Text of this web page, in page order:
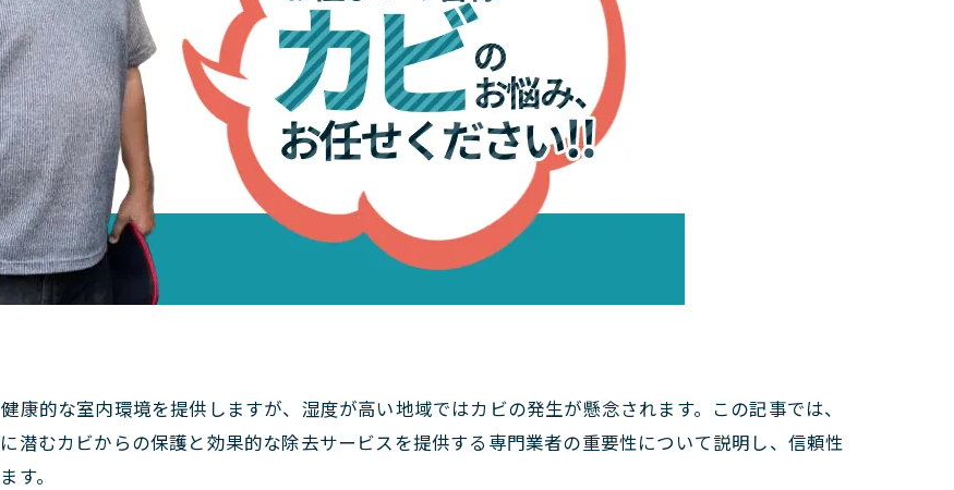
康的な室内環境を提供しますが、湿度が高い地域ではカビの発生が懸念されます。この記事では、
潜むカビからの保護と効果的な除去サービスを提供する専門業者の重要性について説明し、信頼性
す。